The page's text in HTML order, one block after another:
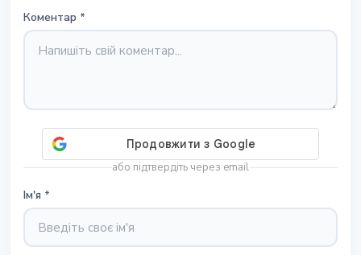
Коментар *
або підтвердіть через email
Ім'я *